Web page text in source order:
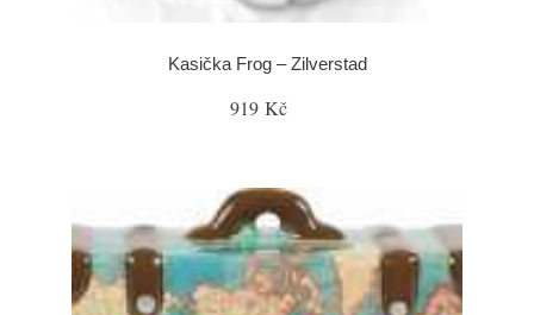
Kasička Frog – Zilverstad
919 Kč